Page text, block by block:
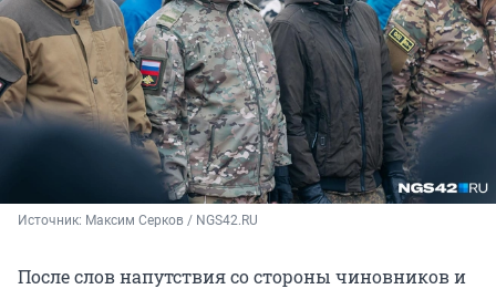
Источник: Максим Серков / NGS42.RU
После слов напутствия со стороны чиновников и